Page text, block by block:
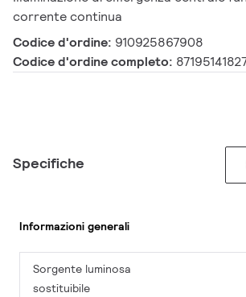
corrente continua
Codice d'ordine: 910925867908
Codice d'ordine completo:
Specifiche
Informazioni generali
Sorgente luminosa
sostituibile